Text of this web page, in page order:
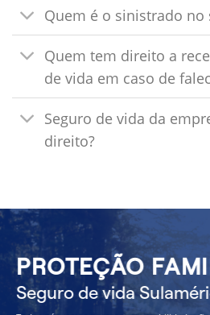
Quem é o sinistrado no
Quem tem direito a
de vida em caso de
Seguro de vida da
direito?
PROTEÇÃO
Seguro de vida